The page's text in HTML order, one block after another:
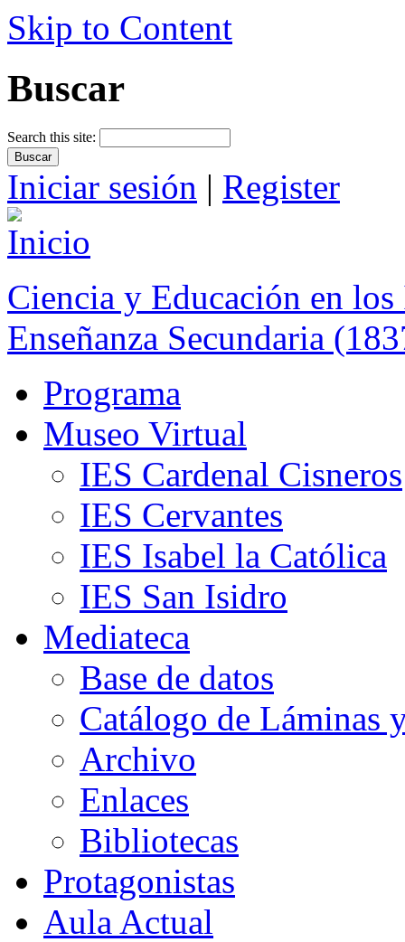
Skip to Content
Buscar
Search this site:
Iniciar sesión | Register
Ciencia y Educación en
Enseñanza Secundaria
Programa
Museo Virtual
IES Cardenal Cisneros
IES Cervantes
IES Isabel la Católica
IES San Isidro
Mediateca
Base de datos
Catálogo de Láminas
Archivo
Enlaces
Bibliotecas
Protagonistas
Aula Actual